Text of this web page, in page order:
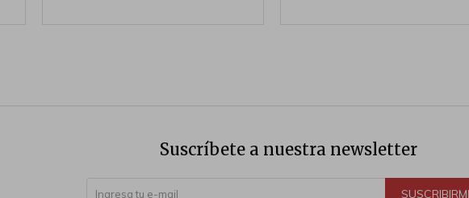
Suscríbete a nuestra newsletter